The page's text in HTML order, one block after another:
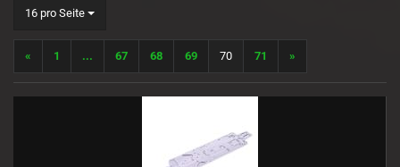
16 pro Seite
pro Seite
« 1 ... 67 68 69 70 71 »